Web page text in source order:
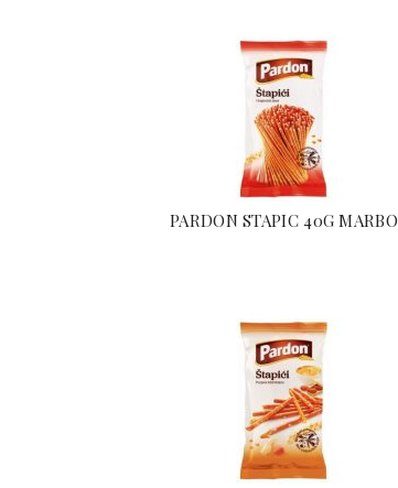
PARDON STAPIC 40G MARBO